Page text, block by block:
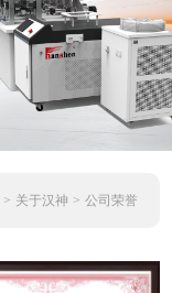
> 关于汉神 > 公司荣誉